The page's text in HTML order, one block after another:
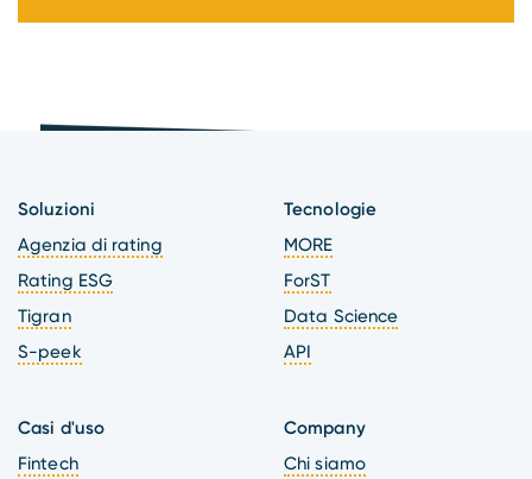
Soluzioni
Agenzia di rating
Rating ESG
Tigran
S-peek
Tecnologie
MORE
ForST
Data Science
API
Casi d'uso
Fintech
Company
Chi siamo